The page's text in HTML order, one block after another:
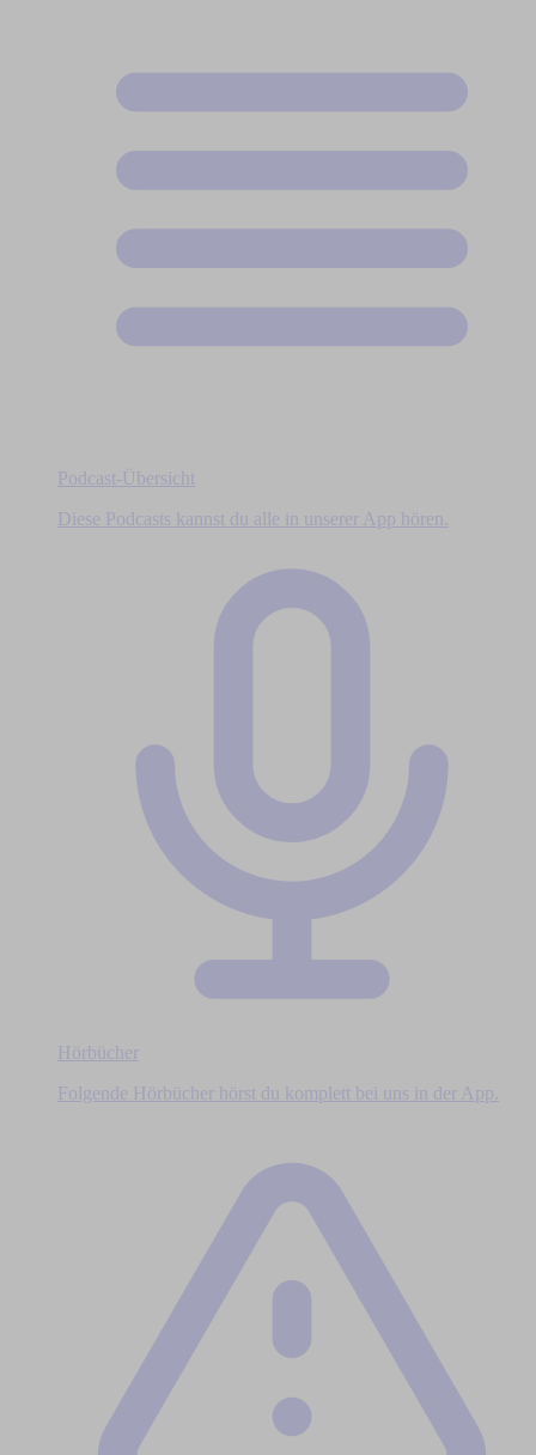
Podcast-Übersicht
Diese Podcasts kannst du alle in unserer App hören.
Hörbücher
Folgende Hörbücher hörst du komplett bei uns in der App.